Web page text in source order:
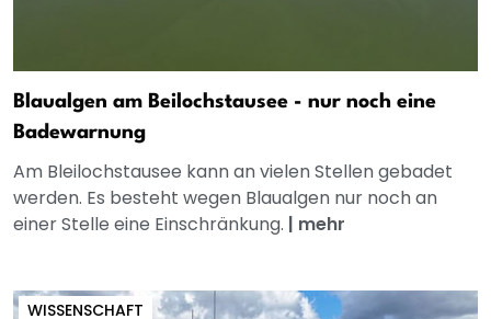
Blaualgen am Beilochstausee - nur noch eine
Badewarnung
Am Bleilochstausee kann an vielen Stellen gebadet
werden. Es besteht wegen Blaualgen nur noch an
einer Stelle eine Einschränkung. | mehr
WISSENSCHAFT